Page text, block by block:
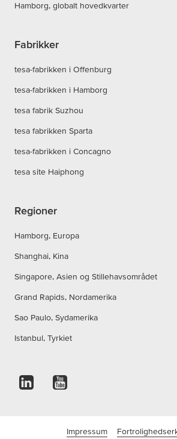
Hamborg, globalt hovedkvarter
Fabrikker
tesa-fabrikken i Offenburg
tesa-fabrikken i Hamborg
tesa fabrik Suzhou
tesa fabrikken Sparta
tesa-fabrikken i Concagno
tesa site Haiphong
Regioner
Hamborg, Europa
Shanghai, Kina
Singapore, Asien og Stillehavsområdet
Grand Rapids, Nordamerika
Sao Paulo, Sydamerika
Istanbul, Tyrkiet
Impressum